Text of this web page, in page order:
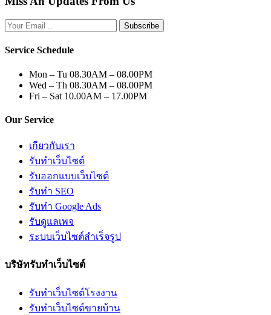
Subscribe
Service Schedule
Mon – Tu 08.30AM – 08.00PM
Wed – Th 08.30AM – 08.00PM
Fri – Sat 10.00AM – 17.00PM
Our Service
เกียวกับเรา
รับทำเว็บไซต์
รับออกแบบเว็บไซต์
รับทำ SEO
รับทำ Google Ads
รับดูแลเพจ
ระบบเว็บไซต์สำเร็จรูป
บริษัทรับทำเว็บไซต์
รับทำเว็บไซต์โรงงาน
รับทำเว็บไซต์ขายบ้าน